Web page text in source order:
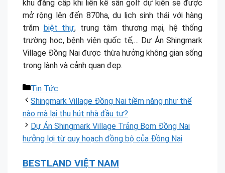
khu đẳng cấp khi liền kề sân golf dự kiến sẽ được
mở rộng lên đến 870ha, du lịch sinh thái với hàng
trăm biệt thự, trung tâm thương mại, hệ thống
trường học, bệnh viện quốc tế,… Dự Án Shingmark
Village Đồng Nai được thừa hưởng không gian sống
trong lành và cảnh quan đẹp.
Danh
mục
Tin Tức
Shingmark Village Đồng Nai tiềm năng như thế
nào mà lại thu hút nhà đầu tư?
Dự Án Shingmark Village Trảng Bom Đồng Nai
hưởng lợi từ quy hoạch đồng bộ của Đồng Nai
BESTLAND VIỆT NAM